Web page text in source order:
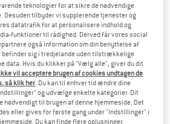
50% OFF
TO THE SALE
teknologier for at sikre de nødvendige
Desuden tilbyder vi supplerende tjenester og
datatrafik for at personalisere indhold og
funktioner til rådighed. Derved får vores social
også information om din benyttelse af
befinder sig i tredjelande uden tilstrækkelige
data. Hvis du klikker på "Vælg alle", giver du dit
vil acceptere brugen af cookies undtagen de
så klik her. Du kan til enhver tid ændre dine
og udvælge enkelte kategorier. Dit
til brugen af denne hjemmeside. Det
eller gives for første gang under "Indstillinger" i
Du kan finde flere oplysninger,